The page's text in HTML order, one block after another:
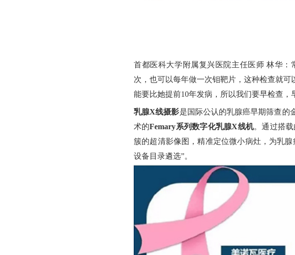
首都医科大学附属复兴医院主任医师 林华
次，也可以每年做一次钼靶片，这种检查就
能要比她提前10年发病，所以我们要早检查，
乳腺X线摄影是国际公认的乳腺癌早期筛查的
术的Femary系列数字化乳腺X线机。通过搭
簇的超清影像图，精准定位微小病灶，为乳
设备目录遴选”。